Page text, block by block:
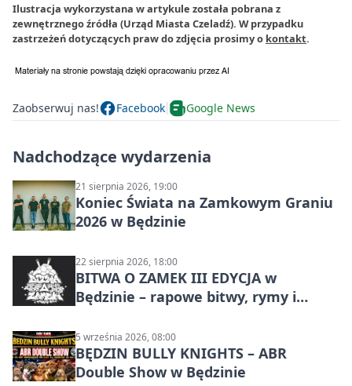
Ilustracja wykorzystana w artykule została pobrana z
zewnętrznego źródła (Urząd Miasta Czeladź). W przypadku
zastrzeżeń dotyczących praw do zdjęcia prosimy o kontakt.
Zaobserwuj nas! Facebook Google News
Nadchodzące wydarzenia
21 sierpnia 2026, 19:00
Koniec Świata na Zamkowym Graniu
2026 w Będzinie
22 sierpnia 2026, 18:00
BITWA O ZAMEK III EDYCJA w
Będzinie – rapowe bitwy, rymy i
5 września 2026, 08:00
BĘDZIN BULLY KNIGHTS – ABR
Double Show w Będzinie